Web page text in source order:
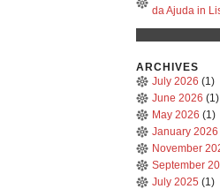
da Ajuda in
ARCHIVES
July 2026 (1)
June 2026 (1)
May 2026 (1)
January 2026
November
September
July 2025 (1)